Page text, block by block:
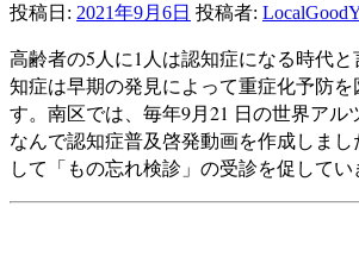
投稿日: 2021年9月6日 投稿者:
高齢者の5人に1人は認知症になる時代
知症は早期の発見によって重症化予防
す。南区では、毎年9月21 日の世界アル
なんで認知症普及啓発動画を作成しま
して「もの忘れ検診」の受診を促してい